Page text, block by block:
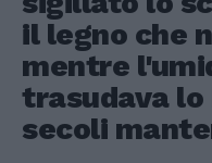
il legno che
mentre
trasudava
secoli